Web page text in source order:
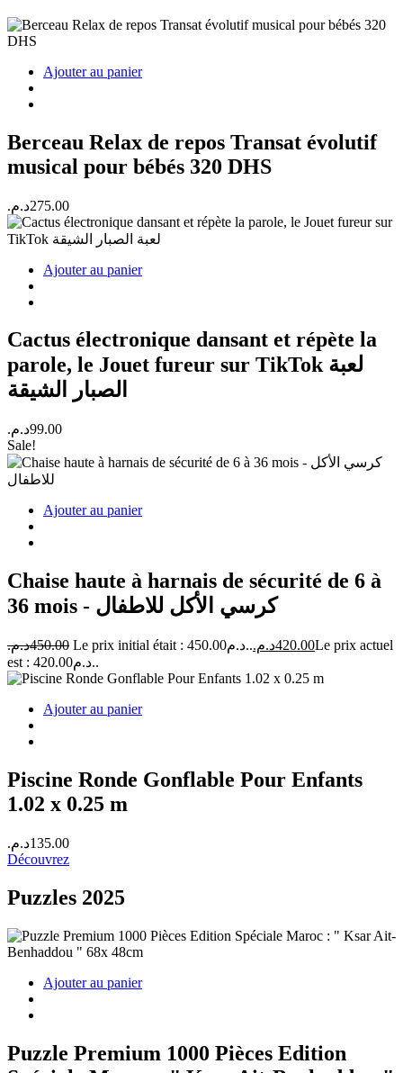
Ajouter au panier
Berceau Relax de repos Transat évolutif
musical pour bébés 320 DHS
275.00د.م.
Ajouter au panier
Cactus électronique dansant et répète la
parole, le Jouet fureur sur TikTok لعبة
الصبار الشيقة
99.00د.م.
Sale!
Ajouter au panier
Chaise haute à harnais de sécurité de 6 à
36 mois - كرسي الأكل للاطفال
450.00د.م. Le prix initial était : 450.00د.م.. 420.00د.م.
Le prix actuel
est : 420.00د.م..
Ajouter au panier
Piscine Ronde Gonflable Pour Enfants
1.02 x 0.25 m
135.00د.م.
Découvrez
Puzzles 2025
Ajouter au panier
Puzzle Premium 1000 Pièces Edition